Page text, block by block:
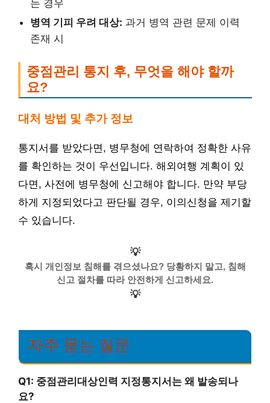
는 경우
병역 기피 우려 대상: 과거 병역 관련 문제 이력
존재 시
중점관리 통지 후, 무엇을 해야 할까
요?
대처 방법 및 추가 정보
통지서를 받았다면, 병무청에 연락하여 정확한 사유
를 확인하는 것이 우선입니다. 해외여행 계획이 있
다면, 사전에 병무청에 신고해야 합니다. 만약 부당
하게 지정되었다고 판단될 경우, 이의신청을 제기할
수 있습니다.
💡
혹시 개인정보 침해를 겪으셨나요? 당황하지 말고, 침해
신고 절차를 따라 안전하게 신고하세요.
💡
자주 묻는 질문
Q1: 중점관리대상인력 지정통지서는 왜 발송되나
요?